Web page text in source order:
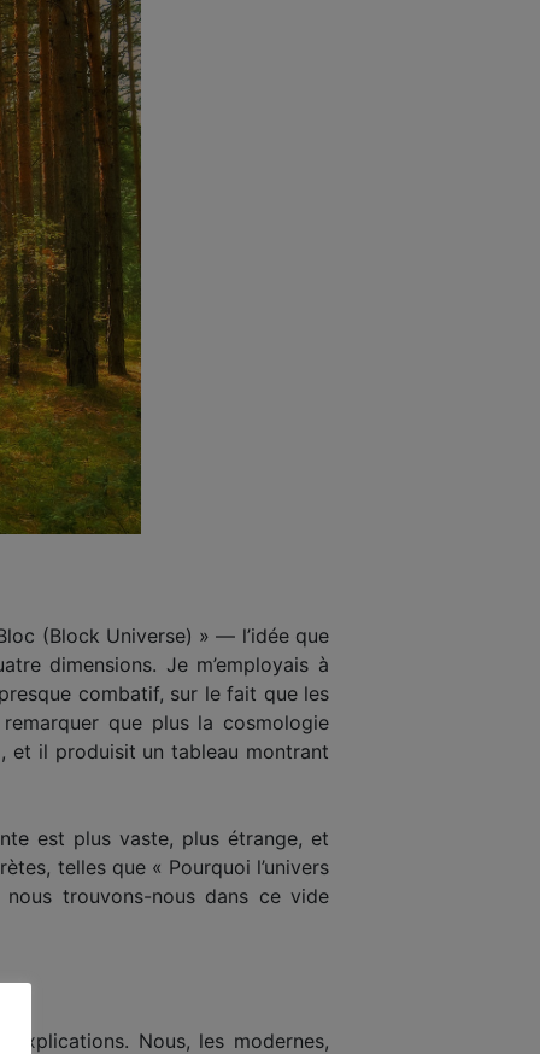
(Block Universe) » — l’idée que
dimensions. Je m’employais à
combatif, sur le fait que les
que plus la cosmologie
et il produisit un tableau montrant
est plus vaste, plus étrange, et
telles que « Pourquoi l’univers
trouvons-nous dans ce vide
Nous, les modernes,